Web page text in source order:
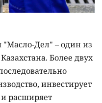
"Масло-Дел" – один из
Более двух
инвестирует
расширяет